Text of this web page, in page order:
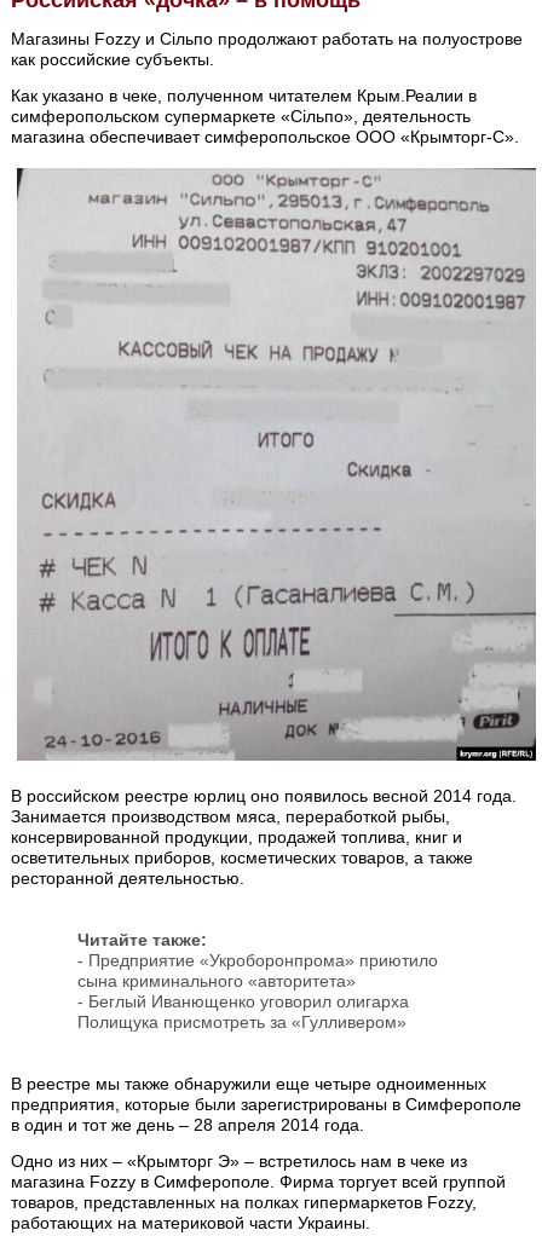
Магазины Fozzy и Сільпо продолжают работать на полуострове
как российские субъекты.
Как указано в чеке, полученном читателем Крым.Реалии в
симферопольском супермаркете «Сільпо», деятельность
магазина обеспечивает симферопольское ООО «Крымторг-С».
В российском реестре юрлиц оно появилось весной 2014 года.
Занимается производством мяса, переработкой рыбы,
консервированной продукции, продажей топлива, книг и
осветительных приборов, косметических товаров, а также
ресторанной деятельностью.
Читайте также:
- Предприятие «Укроборонпрома» приютило
сына криминального «авторитета»
- Беглый Иванющенко уговорил олигарха
Полищука присмотреть за «Гулливером»
В реестре мы также обнаружили еще четыре одноименных
предприятия, которые были зарегистрированы в Симферополе
в один и тот же день – 28 апреля 2014 года.
Одно из них – «Крымторг Э» – встретилось нам в чеке из
магазина Fozzy в Симферополе. Фирма торгует всей группой
товаров, представленных на полках гипермаркетов Fozzy,
работающих на материковой части Украины.